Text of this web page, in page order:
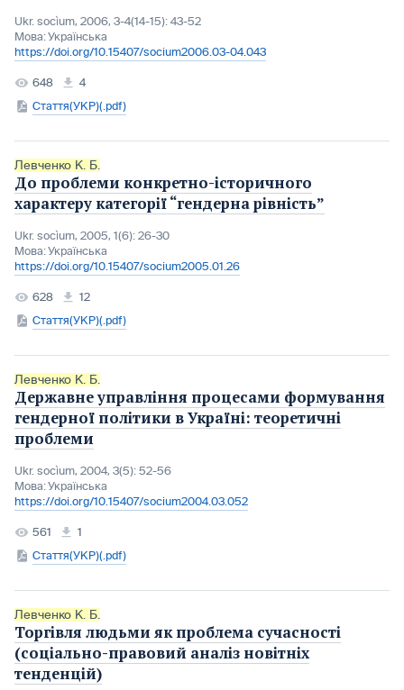
Ukr. socìum, 2006, 3-4(14-15): 43-52
Мова:Українська
https://doi.org/10.15407/socium2006.03-04.043
648
4
Стаття(УКР)(.pdf)
Левченко К. Б.
До проблеми конкретно-історичного
характеру категорії “гендерна рівність”
Ukr. socìum, 2005, 1(6): 26-30
Мова:Українська
https://doi.org/10.15407/socium2005.01.26
628
12
Стаття(УКР)(.pdf)
Левченко К. Б.
Державне управління процесами формування
гендерної політики в Україні: теоретичні
проблеми
Ukr. socìum, 2004, 3(5): 52-56
Мова:Українська
https://doi.org/10.15407/socium2004.03.052
561
1
Стаття(УКР)(.pdf)
Левченко К. Б.
Торгівля людьми як проблема сучасності
(соціально-правовий аналіз новітніх
тенденцій)